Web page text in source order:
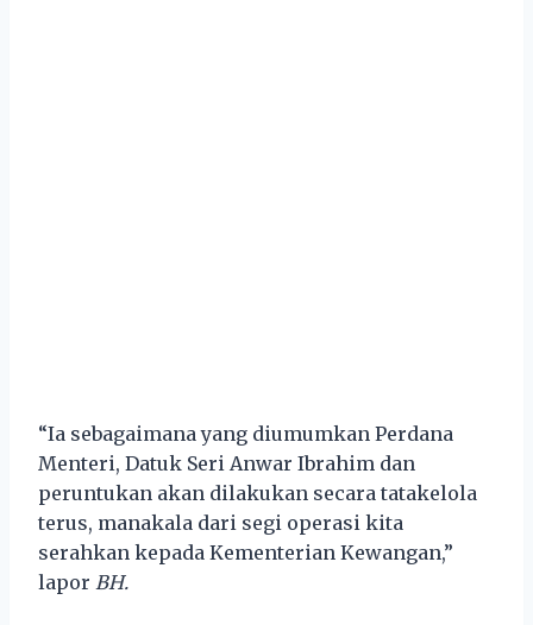
“Ia sebagaimana yang diumumkan Perdana
Menteri, Datuk Seri Anwar Ibrahim dan
peruntukan akan dilakukan secara tatakelola
terus, manakala dari segi operasi kita
serahkan kepada Kementerian Kewangan,”
lapor BH.